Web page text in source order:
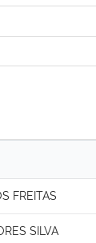
FREITAS
SILVA